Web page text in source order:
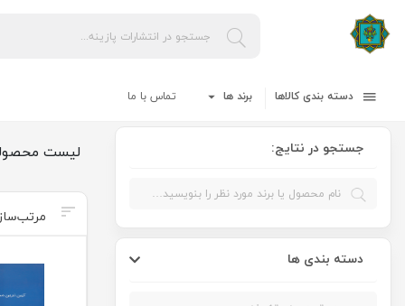
دسته بندی کالاها برند ها تماس با ما
جستجو در نتایج:
دسته بندی ها
لیست